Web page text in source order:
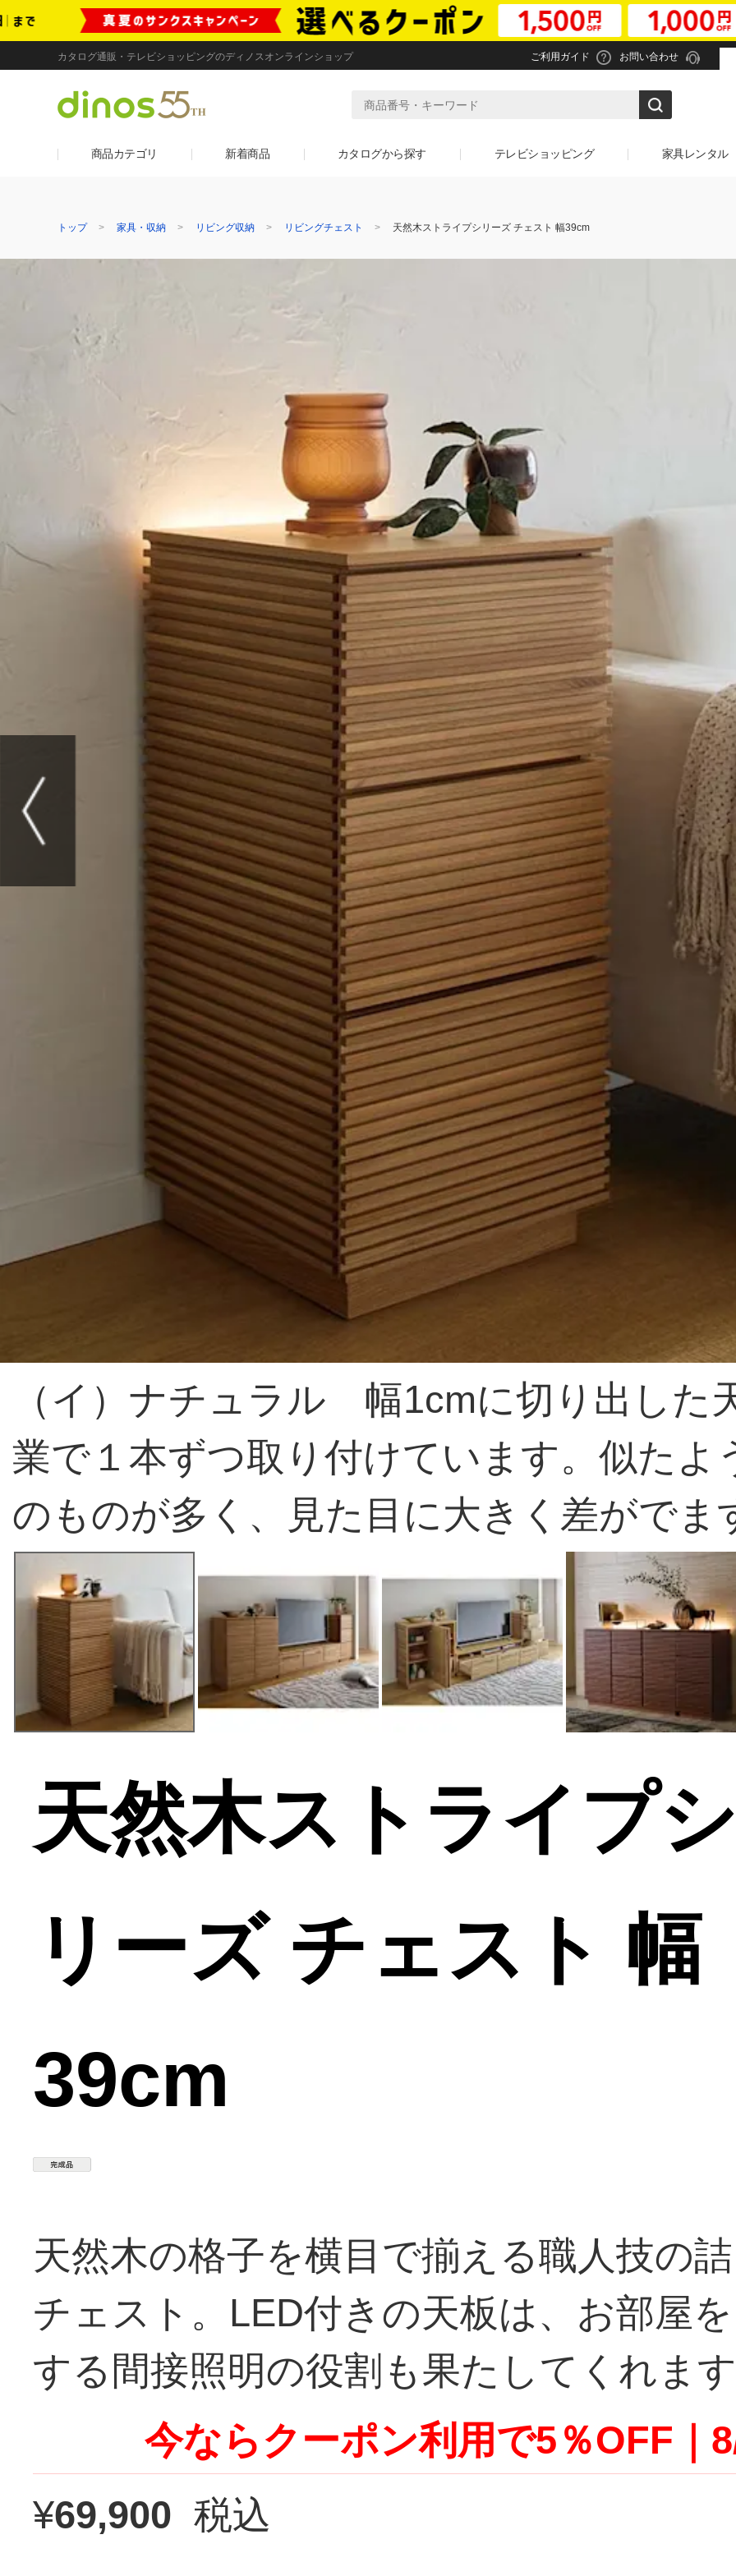
カタログ通販・テレビショッピングのディノスオンラインショップ ご利用ガイド お問い合わせ
商品カテゴリ 新着商品 カタログから探す テレビショッピング 家具レンタル
トップ 家具・収納 リビング収納 リビングチェスト 天然木ストライプシリーズ チェスト 幅39cm
（イ）ナチュラル 幅1cmに切り出した
業で１本ずつ取り付けています。似たよ
のものが多く、見た目に大きく差がでま
天然木ストライプ
リーズ チェスト 幅
39cm
天然木の格子を横目で揃える職人技の
チェスト。LED付きの天板は、お部屋
する間接照明の役割も果たしてくれま
今ならクーポン利用で5％OFF｜
¥69,900 税込